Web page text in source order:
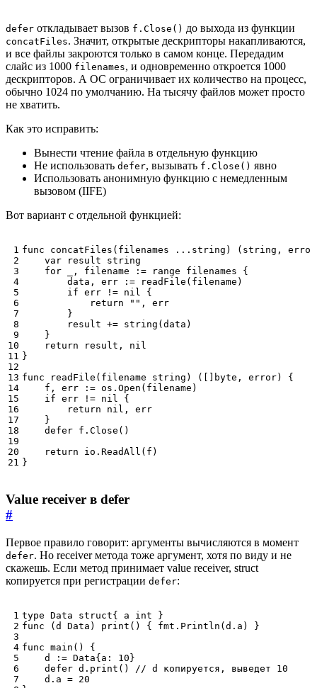
defer откладывает вызов f.Close() до выхода из функции
concatFiles. Значит, открытые дескрипторы накапливаются,
и все файлы закроются только в самом конце. Передадим
слайс из 1000 filenames, и одновременно откроется 1000
дескрипторов. А ОС ограничивает их количество на процесс,
обычно 1024 по умолчанию. На тысячу файлов может просто
не хватить.
Как это исправить:
Вынести чтение файла в отдельную функцию
Не использовать defer, вызывать f.Close() явно
Использовать анонимную функцию с немедленным
вызовом (IIFE)
Вот вариант с отдельной функцией:
func concatFiles ( filenames ... string ) ( string , error
var
result
string
for
, filename := range filenames
{
data , err := readFile ( filename )
if err != nil
{
return
"" ,
err
}
result += string (data )
}
return
result ,
nil
}
func
readFile ( filename string ) ([] byte , error)
{
f , err := os . Open ( filename )
if err != nil
{
return
nil ,
err
}
defer f . Close ()
return
io . ReadAll ( f )
}
Value receiver в defer
#
Первое правило говорит: аргументы вычисляются в момент
defer. Но receiver метода тоже аргумент, хотя по виду и не
скажешь. Если метод принимает value receiver, struct
копируется при регистрации defer:
type Data struct{ a int
}
func
( d Data ) print () { fmt . Println ( d . a )
}
func main ()
{
d
:= Data{ a : 10 }
defer d . print ()
// d копируется, выведет 10
d . a = 20